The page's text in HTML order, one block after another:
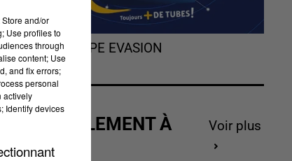
L'HOROSCOPE EVASION
ACTUELLEMENT À
GAGNER
Voir plus
and/or
Use profiles to
through
content; Use
and fix errors;
personal
actively
Identify devices